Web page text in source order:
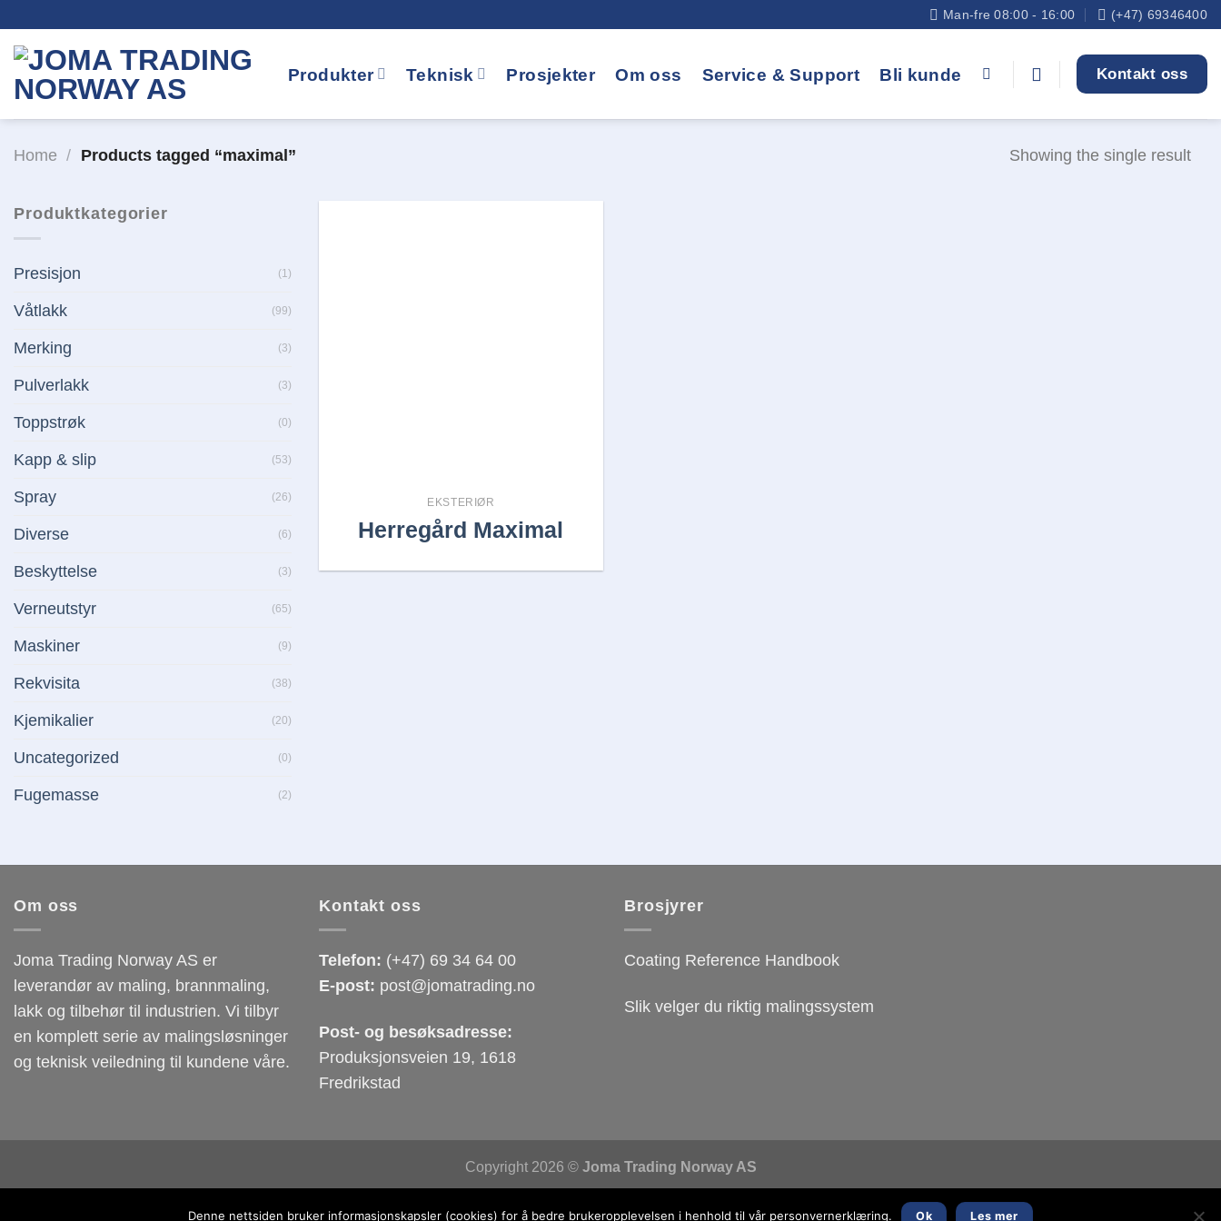
content
Man-fre 08:00 - 16:00 (+47) 69346400
Produkter Teknisk Prosjekter Om oss Service & Support Bli kunde Kontakt oss
Home / Products tagged “maximal” Showing the single result
Produktkategorier
Presisjon (1)
Våtlakk (99)
Merking (3)
Pulverlakk (3)
Toppstrøk (0)
Kapp & slip (53)
Spray (26)
Diverse (6)
Beskyttelse (3)
Verneutstyr (65)
Maskiner (9)
Rekvisita (38)
Kjemikalier (20)
Uncategorized (0)
Fugemasse (2)
EKSTERIØR
Herregård Maximal
Om oss
Joma Trading Norway AS er
leverandør av maling, brannmaling,
lakk og tilbehør til industrien. Vi tilbyr
en komplett serie av malingsløsninger
og teknisk veiledning til kundene våre.
Kontakt oss
Telefon: (+47) 69 34 64 00
E-post: post@jomatrading.no
Post- og besøksadresse:
Produksjonsveien 19, 1618
Fredrikstad
Brosjyrer
Coating Reference Handbook
Slik velger du riktig malingssystem
Copyright 2026 © Joma Trading Norway AS
Denne nettsiden bruker informasjonskapsler (cookies) for å bedre brukeropplevelsen i henhold til vår personvernerklæring. Ok Les mer